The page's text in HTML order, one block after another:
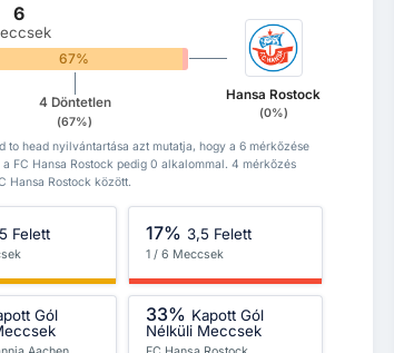
6
67% 0%
4 Döntetlen
(67%)
Hansa Rostock
(0%)
to head nyilvántartása azt mutatja, hogy a 6 mérkőzése
FC Hansa Rostock pedig 0 alkalommal. 4 mérkőzés
Hansa Rostock között.
Felett 17% 3,5 Felett
1 / 6 Meccsek
Gól
33% Kapott Gól
Nélküli Meccsek